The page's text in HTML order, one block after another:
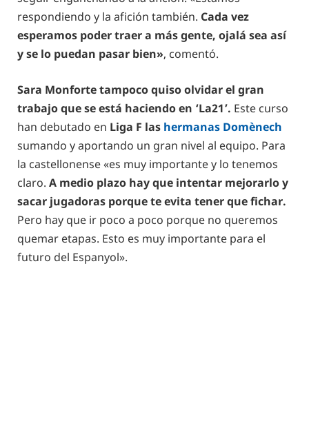
respondiendo y la afición también. Cada vez
esperamos poder traer a más gente, ojalá sea así
y se lo puedan pasar bien», comentó.
Sara Monforte tampoco quiso olvidar el gran
trabajo que se está haciendo en ‘La21’. Este curso
han debutado en Liga F las hermanas Domènech
sumando y aportando un gran nivel al equipo. Para
la castellonense «es muy importante y lo tenemos
claro. A medio plazo hay que intentar mejorarlo y
sacar jugadoras porque te evita tener que fichar.
Pero hay que ir poco a poco porque no queremos
quemar etapas. Esto es muy importante para el
futuro del Espanyol».